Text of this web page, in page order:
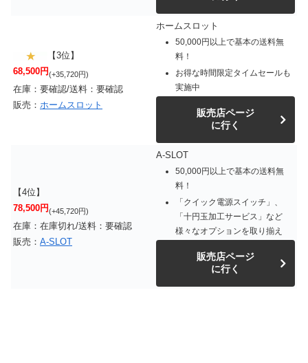
【3位】
68,500円(+35,720円)
在庫：要確認/送料：要確認
販売： ホームスロット
ホームスロット
50,000円以上で基本の送料無
料！
お得な時間限定タイムセールも
実施中
販売店ページ
に行く
【4位】
78,500円(+45,720円)
在庫：在庫切れ/送料：要確認
販売： A-SLOT
A-SLOT
50,000円以上で基本の送料無
料！
「クイック電源スイッチ」、
「十円玉加工サービス」など
様々なオプションを取り揃え
販売店ページ
に行く